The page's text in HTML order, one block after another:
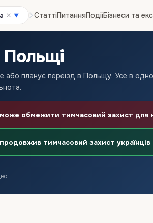
▼ СтаттіПитанняПодіїБізнеси та
Польщі
планує переїзд в Польщу. Усе в
обмежити тимчасовий захист для
тимчасовий захист